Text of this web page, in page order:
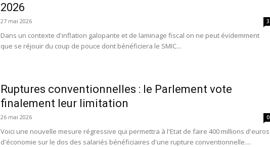
2026
27 mai 2026 3
Dans un contexte d'inflation galopante et de laminage fiscal on ne peut évidemment
que se réjouir du coup de pouce dont bénéficiera le SMIC...
Ruptures conventionnelles : le Parlement vote
finalement leur limitation
26 mai 2026 0
Voici une nouvelle mesure régressive qui permettra à l'Etat de faire 400 millions d'euros
d'économie sur le dos des salariés bénéficiaires d'une rupture conventionnelle....